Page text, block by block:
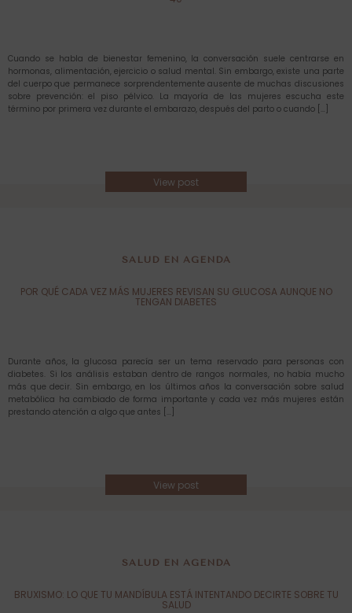
Cuando se habla de bienestar femenino, la conversación suele centrarse en
hormonas, alimentación, ejercicio o salud mental. Sin embargo, existe una parte
del cuerpo que permanece sorprendentemente ausente de muchas discusiones
sobre prevención: el piso pélvico. La mayoría de las mujeres escucha este
término por primera vez durante el embarazo, después del parto o cuando […]
View post
SALUD EN AGENDA
POR QUÉ CADA VEZ MÁS MUJERES REVISAN SU GLUCOSA AUNQUE NO
TENGAN DIABETES
Durante años, la glucosa parecía ser un tema reservado para personas con
diabetes. Si los análisis estaban dentro de rangos normales, no había mucho
más que decir. Sin embargo, en los últimos años la conversación sobre salud
metabólica ha cambiado de forma importante y cada vez más mujeres están
prestando atención a algo que antes […]
View post
SALUD EN AGENDA
BRUXISMO: LO QUE TU MANDÍBULA ESTÁ INTENTANDO DECIRTE SOBRE TU
SALUD